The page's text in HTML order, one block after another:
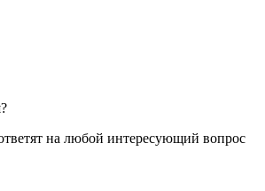
на любой интересующий вопрос